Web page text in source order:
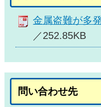
金属盗難が多
／252.85KB
問い合わせ先